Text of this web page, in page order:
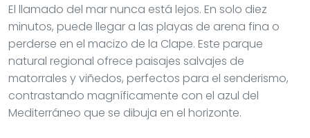
El llamado del mar nunca está lejos. En solo diez
minutos, puede llegar a las playas de arena fina o
perderse en el macizo de la Clape. Este parque
natural regional ofrece paisajes salvajes de
matorrales y viñedos, perfectos para el senderismo,
contrastando magníficamente con el azul del
Mediterráneo que se dibuja en el horizonte.